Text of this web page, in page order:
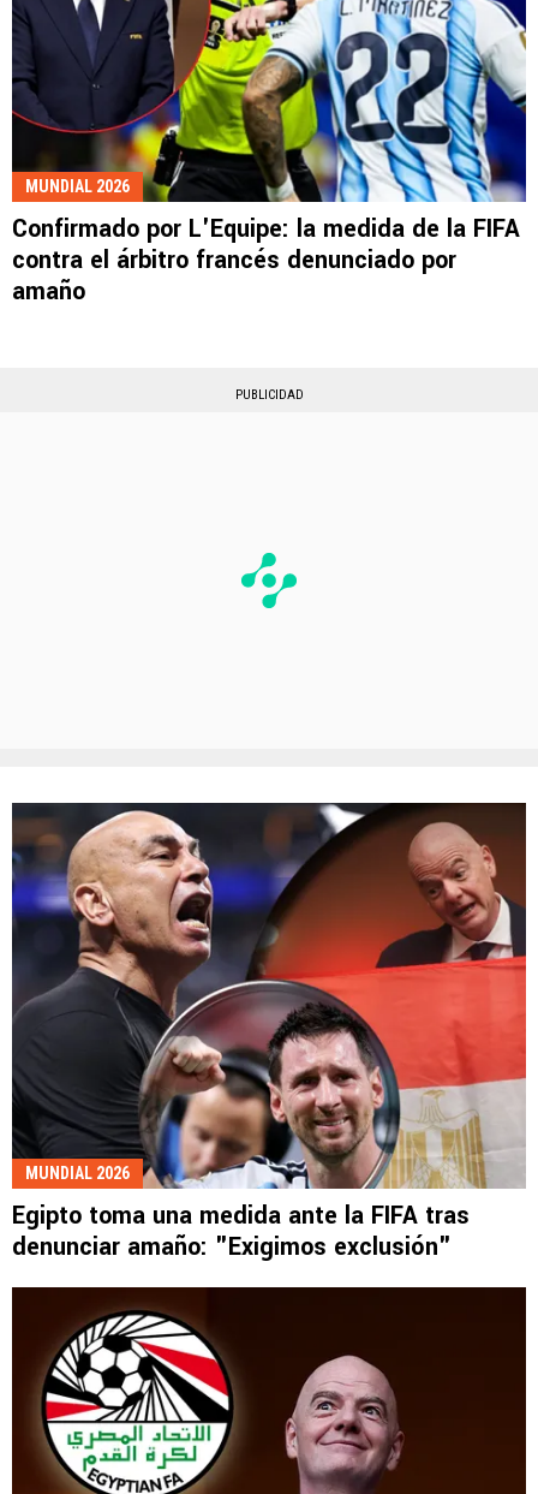
MUNDIAL 2026
Confirmado por L'Equipe: la medida de la FIFA
contra el árbitro francés denunciado por
amaño
PUBLICIDAD
MUNDIAL 2026
Egipto toma una medida ante la FIFA tras
denunciar amaño: "Exigimos exclusión"